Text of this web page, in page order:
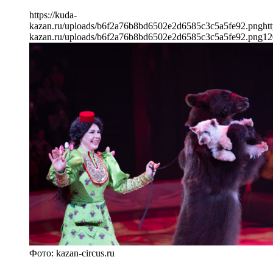
https://kuda-
kazan.ru/uploads/b6f2a76b8bd6502e2d6585c3c5a5fe92.png
kazan.ru/uploads/b6f2a76b8bd6502e2d6585c3c5a5fe92.png
Фото: kazan-circus.ru